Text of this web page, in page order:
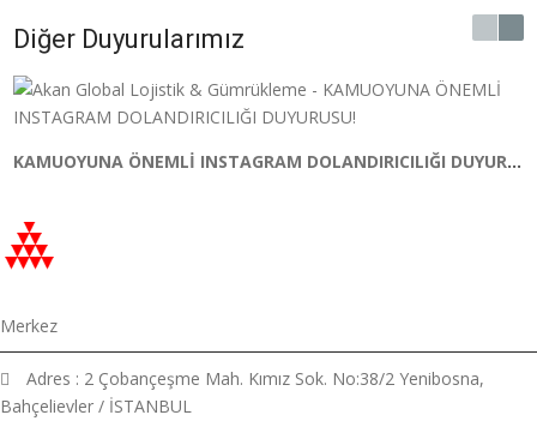
Diğer Duyurularımız
KAMUOYUNA ÖNEMLİ INSTAGRAM DOLANDIRICILIĞI DUYURUSU!
Merkez
Adres : 2 Çobançeşme Mah. Kımız Sok. No:38/2 Yenibosna,
Bahçelievler / İSTANBUL